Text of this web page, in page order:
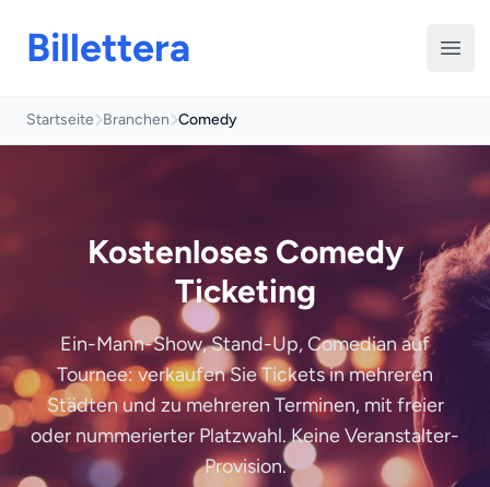
Billettera
Startseite Branchen Comedy
Kostenloses Comedy
Ticketing
Ein-Mann-Show, Stand-Up, Comedian auf
Tournee: verkaufen Sie Tickets in mehreren
Städten und zu mehreren Terminen, mit freier
oder nummerierter Platzwahl. Keine Veranstalter-
Provision.